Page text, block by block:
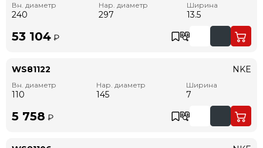
Вн. диаметр
240
Нар. диаметр
297
Ширина
13.5
53 104 ₽
WS81122
Вн. диаметр
110
Нар. диаметр
145
Ширина
7
NKE
5 758 ₽